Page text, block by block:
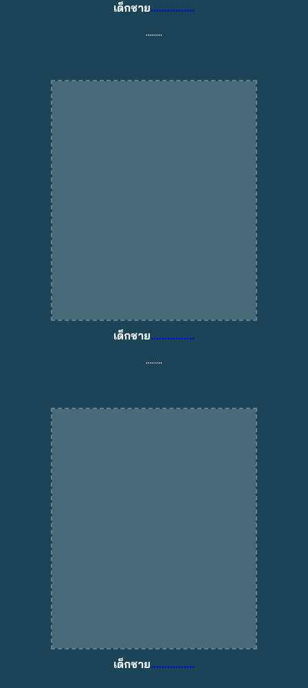
เด็กชาย................
........
เด็กชาย................
........
เด็กชาย................